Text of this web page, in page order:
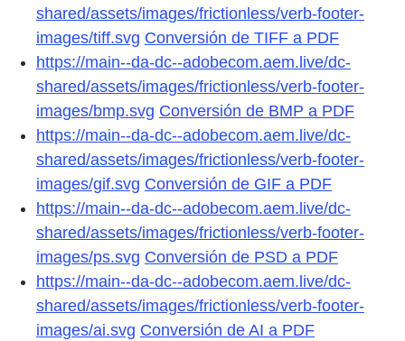
shared/assets/images/frictionless/verb-footer-
images/tiff.svg Conversión de TIFF a PDF
https://main--da-dc--adobecom.aem.live/dc-
shared/assets/images/frictionless/verb-footer-
images/bmp.svg Conversión de BMP a PDF
https://main--da-dc--adobecom.aem.live/dc-
shared/assets/images/frictionless/verb-footer-
images/gif.svg Conversión de GIF a PDF
https://main--da-dc--adobecom.aem.live/dc-
shared/assets/images/frictionless/verb-footer-
images/ps.svg Conversión de PSD a PDF
https://main--da-dc--adobecom.aem.live/dc-
shared/assets/images/frictionless/verb-footer-
images/ai.svg Conversión de AI a PDF